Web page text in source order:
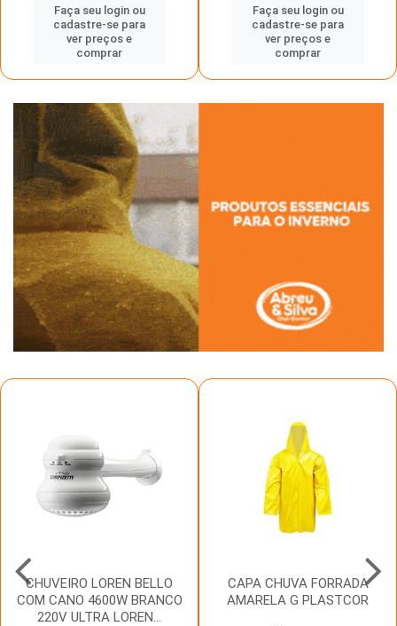
Faça seu login ou
cadastre-se para
ver preços e
comprar
Faça seu login ou
cadastre-se para
ver preços e
comprar
CHUVEIRO LOREN BELLO
COM CANO 4600W BRANCO
220V ULTRA LOREN...
CAPA CHUVA FORRADA
AMARELA G PLASTCOR